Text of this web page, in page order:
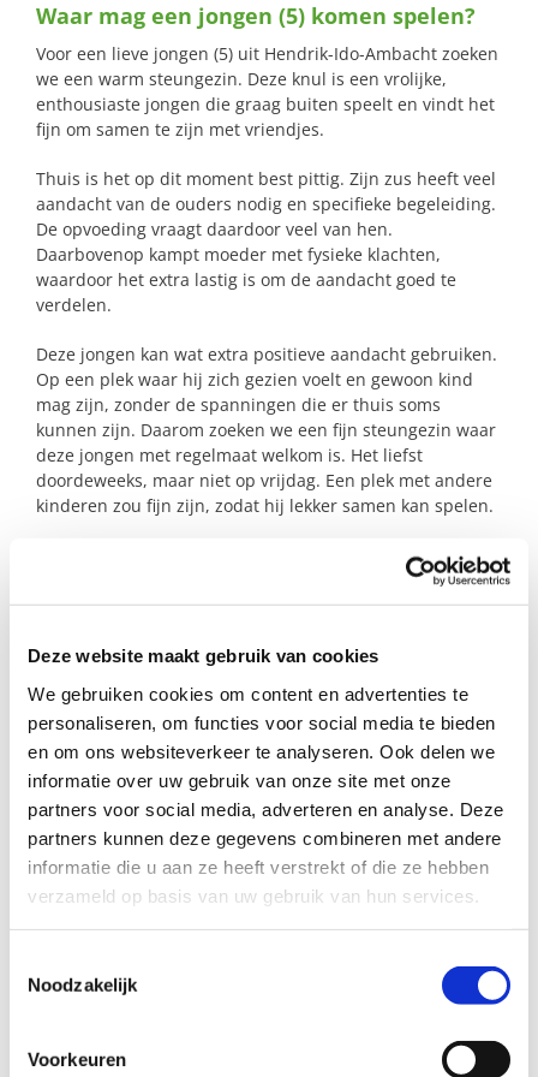
Deze website maakt gebruik van cookies
We gebruiken cookies om content en advertenties te
personaliseren, om functies voor social media te bieden
en om ons websiteverkeer te analyseren. Ook delen we
informatie over uw gebruik van onze site met onze
partners voor social media, adverteren en analyse. Deze
partners kunnen deze gegevens combineren met andere
informatie die u aan ze heeft verstrekt of die ze hebben
verzameld op basis van uw gebruik van hun services.
Noodzakelijk
Voorkeuren
naar:
Waar mag een jongen (5) komen spelen?
Voor een lieve jongen (5) uit Hendrik-Ido-Ambacht zoeken
we een warm steungezin. Deze knul is een vrolijke,
enthousiaste jongen die graag buiten speelt en vindt het
fijn om samen te zijn met vriendjes.
Thuis is het op dit moment best pittig. Zijn zus heeft veel
aandacht van de ouders nodig en specifieke begeleiding.
De opvoeding vraagt daardoor veel van hen.
Daarbovenop kampt moeder met fysieke klachten,
waardoor het extra lastig is om de aandacht goed te
verdelen.
Deze jongen kan wat extra positieve aandacht gebruiken.
Op een plek waar hij zich gezien voelt en gewoon kind
mag zijn, zonder de spanningen die er thuis soms
kunnen zijn. Daarom zoeken we een fijn steungezin waar
deze jongen met regelmaat welkom is. Het liefst
doordeweeks, maar niet op vrijdag. Een plek met andere
kinderen zou fijn zijn, zodat hij lekker samen kan spelen.
Lijkt het jullie leuk om deze vrolijke jongen in jullie gezin
Profiel steungezin
Wij zoeken een gezin in Hendrik-Ido-Ambacht:
Dat deze jongen met regelmaat welkom
heet, bijvoorbeeld om de week;
Waar andere kinderen zijn om mee te
spelen.
Wil je meer informatie?
coördinator Buurtgezinnen voor de gemeente Hendrik-